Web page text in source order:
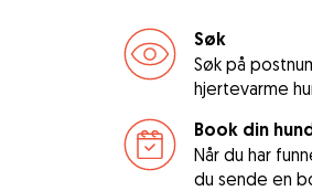
Søk
Søk på
hjertevarme
Book din
Når du har
du sende en